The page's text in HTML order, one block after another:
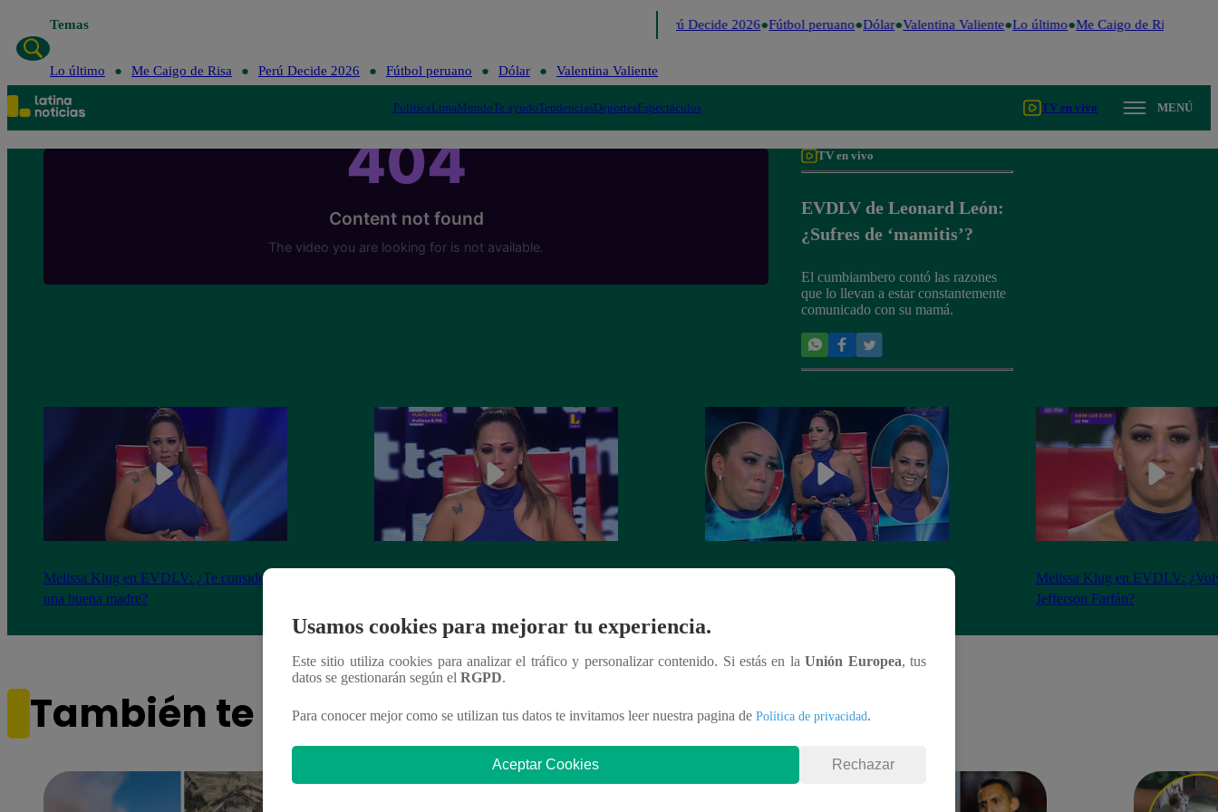
Temas Perú Decide 2026 Fútbol peruano Dólar Valentina Valiente Lo último Me Caigo de Risa
Lo último Me Caigo de Risa Perú Decide 2026 Fútbol peruano Dólar Valentina Valiente
PolíticaLimaMundoTe ayudoTendenciasDeportesEspectáculos TV en vivo MENÚ
TV en vivo
EVDLV de Leonard León:
¿Sufres de ‘mamitis’?
El cumbiambero contó las razones
que lo llevan a estar constantemente
comunicado con su mamá.
Melissa Klug en EVDLV: ¿Te consideras
una buena madre?
Melissa Klug en EVDLV:
Jefferson Farfán?
También te puede interesar
Usamos cookies para mejorar tu experiencia.
Este sitio utiliza cookies para analizar el tráfico y personalizar contenido. Si estás en laUnión Europea, tus
datos se gestionarán según el RGPD.
Para conocer mejor como se utilizan tus datos te invitamos leer nuestra pagina de Política de privacidad.
Aceptar Cookies Rechazar